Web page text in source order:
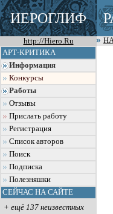
ИЕРОГЛИФ
http://Hiero.Ru
АРТ-КРИТИКА
Информация
Конкурсы
Работы
Отзывы
Прислать работу
Регистрация
Список авторов
Поиск
Подписка
Полезняшки
СЕЙЧАС НА САЙТЕ
+ ещё 137 неизвестных